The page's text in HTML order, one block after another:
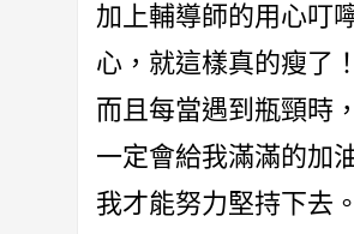
加上輔導師的用心叮
心，就這樣真的瘦了！
而且每當遇到瓶頸時
一定會給我滿滿的加
我才能努力堅持下去。